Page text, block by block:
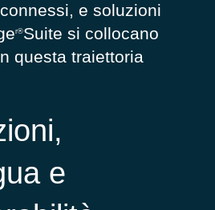
e soluzioni
r®Suite si collocano
questa traiettoria
e